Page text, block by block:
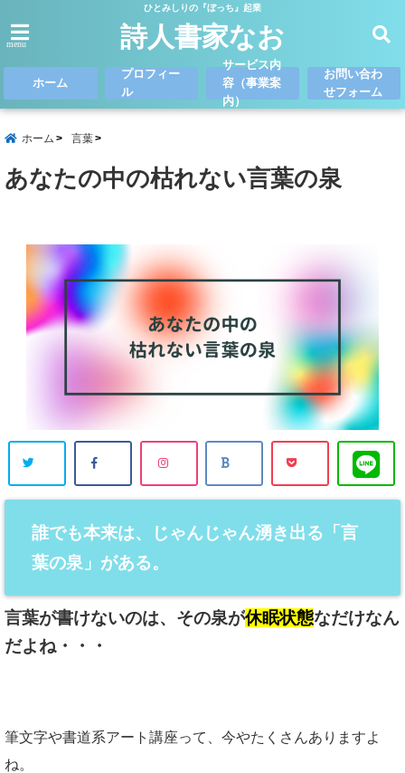
ひとみしりの『ぼっち』起業
menu 詩人書家なお
ホーム
プロフィー
ル
サービス内
容（事業案
内）
お問い合わ
せフォーム
ホーム 言葉
あなたの中の枯れない言葉の泉
誰でも本来は、じゃんじゃん湧き出る「言
葉の泉」がある。
言葉が書けないのは、その泉が休眠状態なだけなん
だよね・・・
筆文字や書道系アート講座って、今やたくさんありますよ
ね。